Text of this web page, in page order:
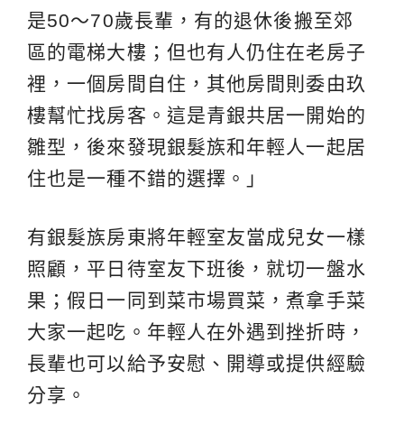
是50～70歲長輩，有的退休後搬至郊
區的電梯大樓；但也有人仍住在老房子
裡，一個房間自住，其他房間則委由玖
樓幫忙找房客。這是青銀共居一開始的
雛型，後來發現銀髮族和年輕人一起居
住也是一種不錯的選擇。」
有銀髮族房東將年輕室友當成兒女一樣
照顧，平日待室友下班後，就切一盤水
果；假日一同到菜市場買菜，煮拿手菜
大家一起吃。年輕人在外遇到挫折時，
長輩也可以給予安慰、開導或提供經驗
分享。